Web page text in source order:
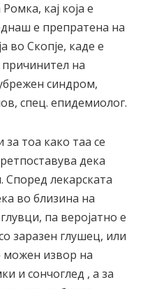
кај која е
е препратена на
во Скопје, каде е
на
синдром,
спец. епидемиолог.
тоа како таа се
дека
Според лекарската
во близина на
па веројатно е
заразен глушец, или
можен извор на
и сончоглед , а за